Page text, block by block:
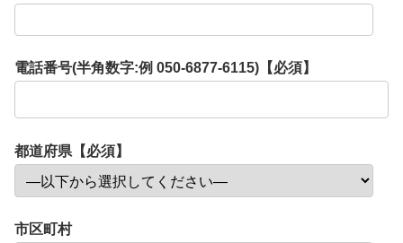
電話番号(半角数字:例 050-6877-6115)【必須】
都道府県【必須】
市区町村